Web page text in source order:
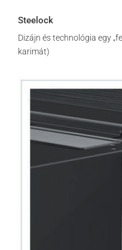
Steelock
Dizájn és technológia egy
karimát)